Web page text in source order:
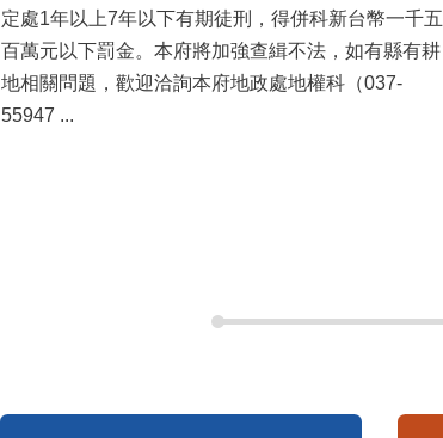
定處1年以上7年以下有期徒刑，得併科新台幣一千五
百萬元以下罰金。本府將加強查緝不法，如有縣有耕
地相關問題，歡迎洽詢本府地政處地權科（037-
55947 ...